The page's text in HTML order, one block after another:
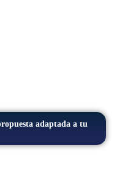
adaptada a tu